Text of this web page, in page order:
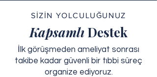
SİZİN YOLCULUĞUNUZ
Kapsamlı Destek
İlk görüşmeden ameliyat sonrası
takibe kadar güvenli bir tıbbi süreç
organize ediyoruz.